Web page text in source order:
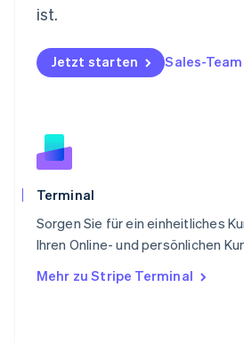
ist.
Jetzt starten Sales-
Terminal
Sorgen Sie für ein einheitliches
Ihren Online- und persönlichen
Mehr zu Stripe Terminal
Polen
English
Portugal
English
Schweden
Svenska
Schweiz
Deutsch
Singapur
English 简体中文
English